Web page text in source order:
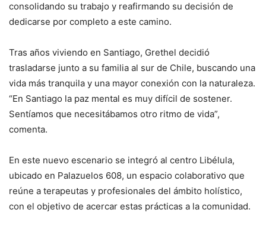
consolidando su trabajo y reafirmando su decisión de
dedicarse por completo a este camino.
Tras años viviendo en Santiago, Grethel decidió
trasladarse junto a su familia al sur de Chile, buscando una
vida más tranquila y una mayor conexión con la naturaleza.
“En Santiago la paz mental es muy difícil de sostener.
Sentíamos que necesitábamos otro ritmo de vida”,
comenta.
En este nuevo escenario se integró al centro Libélula,
ubicado en Palazuelos 608, un espacio colaborativo que
reúne a terapeutas y profesionales del ámbito holístico,
con el objetivo de acercar estas prácticas a la comunidad.